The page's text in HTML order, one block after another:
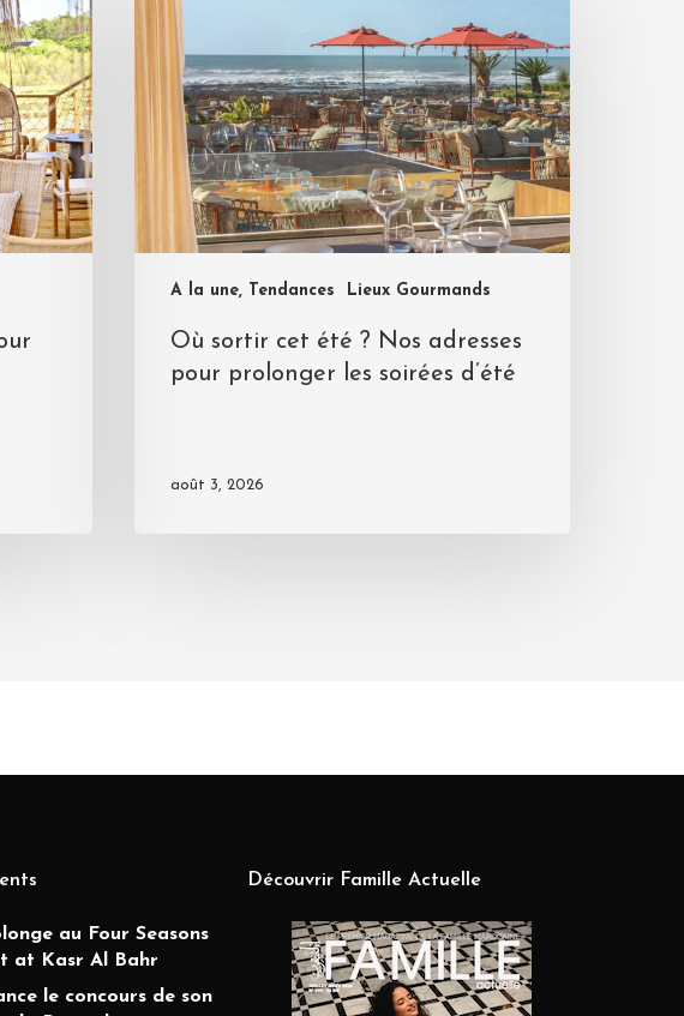
A la une, Tendances Lieux Gourmands
Où sortir cet été ? Nos adresses
pour prolonger les soirées d’été
août 3, 2026
au Four Seasons
at Kasr Al Bahr
le concours de son
Découvrir Famille Actuelle